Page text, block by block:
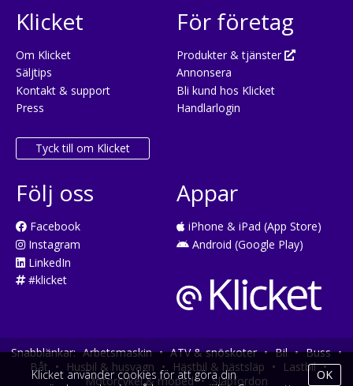
Klicket
Om Klicket
Säljtips
Kontakt & support
Press
Tyck till om Klicket
För företag
Produkter & tjänster
Annonsera
Bli kund hos Klicket
Handlarlogin
Följ oss
Facebook
Instagram
LinkedIn
#klicket
Appar
iPhone & iPad (App Store)
Android (Google Play)
Snabblänkar: Arbetsmaskin • ATV & snöskoter • Bil • Buss •
Båt • Husbil & husvagn • Hästbil & hästsläp • Lastbil •
Motorcykel & moped • Släpfordon
Klicket använder cookies för att göra din
OK